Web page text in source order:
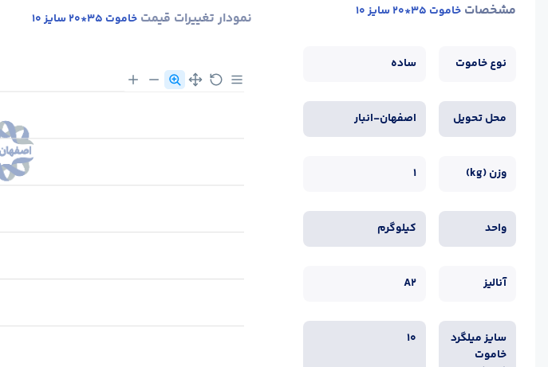
مشخصات خاموت 35*20 سایز 10
نوع خاموت ساده
محل تحویل اصفهان-انبار
وزن (kg) 1
واحد کیلوگرم
آنالیز A2
سایز میلگرد
خاموت
10
نمودار تغییرات قیمت خاموت 35*20 سایز 10